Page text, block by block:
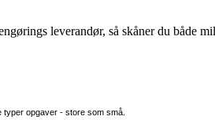
leverandør, så skåner du både
typer opgaver - store som små.